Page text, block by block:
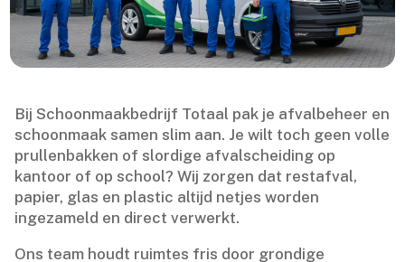
Bij Schoonmaakbedrijf Totaal pak je afvalbeheer en
schoonmaak samen slim aan.​ Je wilt toch geen volle
prullenbakken of slordige afvalscheiding op
kantoor of op school? Wij zorgen dat restafval,
papier, glas en plastic altijd netjes worden
ingezameld en direct verwerkt.​
Ons team houdt ruimtes fris door grondige